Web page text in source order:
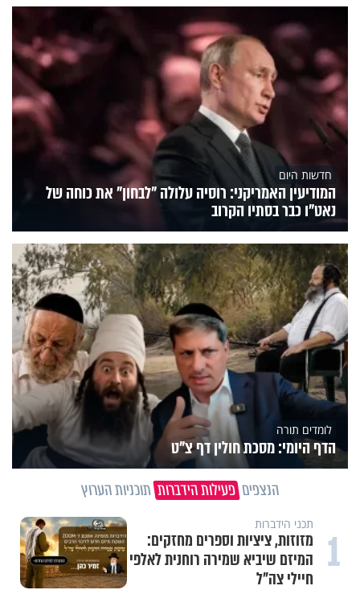
חדשות היום
המודיעין האמריקני: רוסיה עלולה "לבחון" את כוחה של
נאט"ו כבר בסתיו הקרוב
לומדים תורה
הדף היומי: מסכת חולין דף צ"ט
הנצפים פעילות הידברות תוכניות הערוץ
1 תכני הידברות
מזוזות, ציציות וספרים מחזקים:
המיזם שיביא שמירה רוחנית לאלפי
חיילי צה"ל